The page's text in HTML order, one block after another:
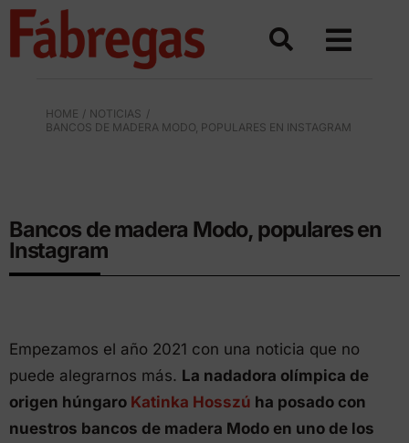
Saltar
HOME
NOTICIAS
BANCOS DE MADERA MODO, POPULARES EN INSTAGRAM
Bancos de madera Modo, populares en
Instagram
Empezamos el año 2021 con una noticia que no
puede alegrarnos más. La nadadora olímpica de
origen húngaro Katinka Hosszú ha posado con
nuestros bancos de madera Modo en uno de los